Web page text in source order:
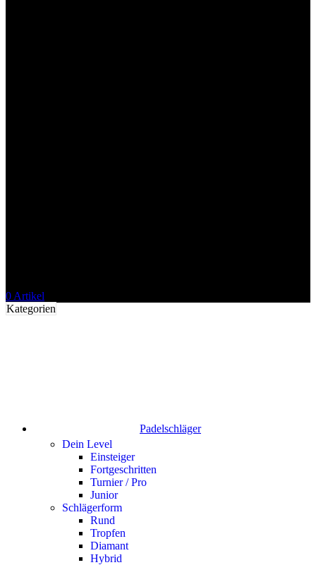
0 Artikel
Kategorien
Padelschläger
Dein Level
Einsteiger
Fortgeschritten
Turnier / Pro
Junior
Schlägerform
Rund
Tropfen
Diamant
Hybrid